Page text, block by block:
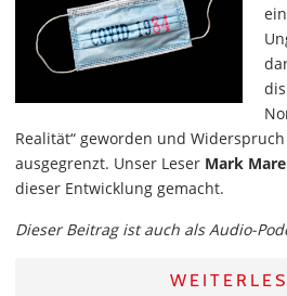
Realität“ geworden und
ausgegrenzt. Unser Leser Mark
dieser Entwicklung gemacht.
Dieser Beitrag ist auch als Audio-